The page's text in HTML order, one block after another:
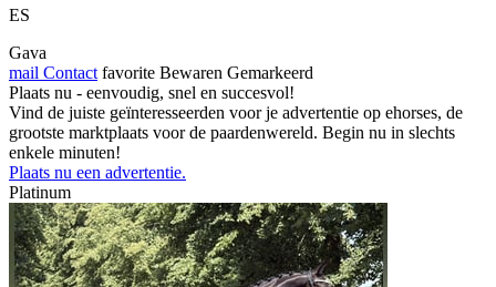
ES
Gava
mail Contact favorite Bewaren Gemarkeerd
Plaats nu - eenvoudig, snel en succesvol!
Vind de juiste geïnteresseerden voor je advertentie op ehorses, de
grootste marktplaats voor de paardenwereld. Begin nu in slechts
enkele minuten!
Plaats nu een advertentie.
Platinum